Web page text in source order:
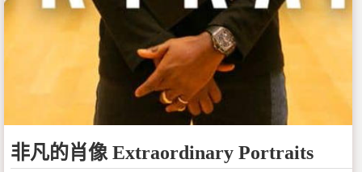
非凡的肖像 Extraordinary Portraits